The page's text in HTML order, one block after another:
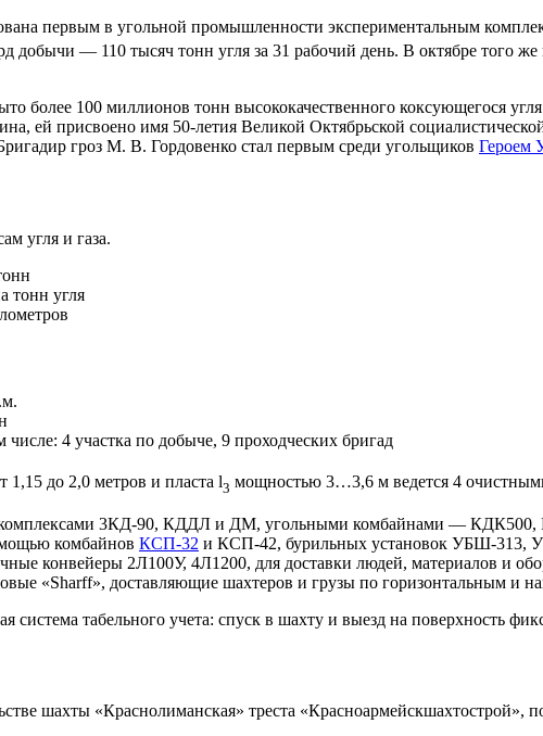
первым в угольной промышленности экспериментальным
добычи — 110 тысяч тонн угля за 31 рабочий день. В октябре того
более 100 миллионов тонн высококачественного коксующегося
ей присвоено имя 50-летия Великой Октябрьской
гроз М. В. Гордовенко стал первым среди угольщиков Героем
угля и газа.
тонн угля
4 участка по добыче, 9 проходческих бригад
1,15 до 2,0 метров и пласта l3 мощностью 3…3,6 м ведется 4
3КД-90, КДДЛ и ДМ, угольными комбайнами — КДК500,
комбайнов КСП-32 и КСП-42, бурильных установок УБШ-
конвейеры 2Л100У, 4Л1200, для доставки людей, материалов и
«Sharff», доставляющие шахтеров и грузы по горизонтальным и
система табельного учета: спуск в шахту и выезд на поверхность
шахты «Краснолиманская» треста «Красноармейскшахтострой»,